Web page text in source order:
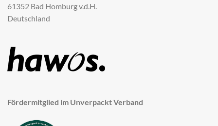
61352 Bad Homburg v.d.H.
Deutschland
Fördermitglied im Unverpackt Verband